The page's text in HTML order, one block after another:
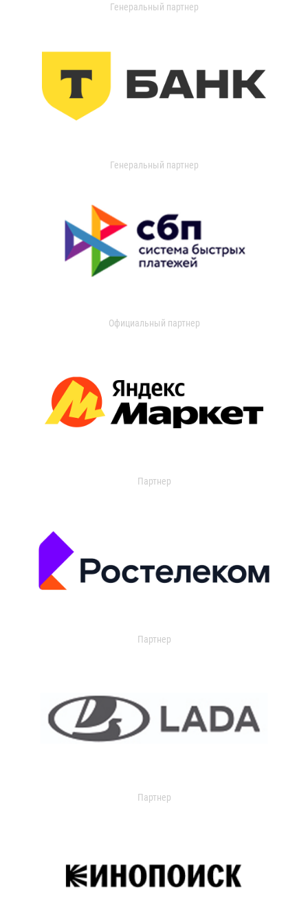
Генеральный партнер
Генеральный партнер
Официальный партнер
Партнер
Партнер
Партнер